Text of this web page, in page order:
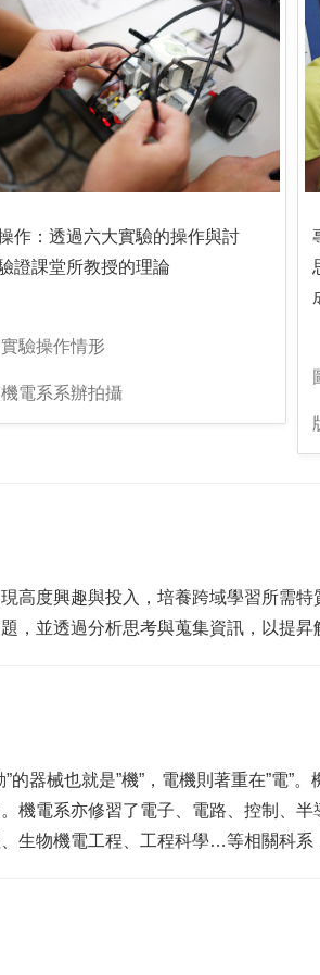
作：透過六大實驗的操作與討
證課堂所教授的理論
驗操作情形
電系系辦拍攝
高度興趣與投入，培養跨域學習所需
，並透過分析思考與蒐集資訊，以提昇
器械也就是”機”，電機則著重在”電”
機電系亦修習了電子、電路、控制、
生物機電工程、工程科學…等相關科系